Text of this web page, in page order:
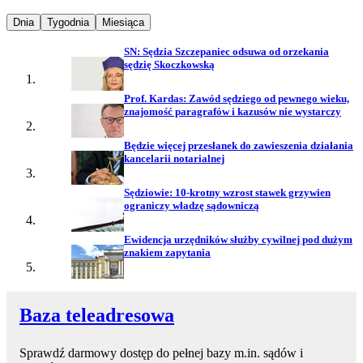
Najpopularniejsze wiadomości z
Dnia Najpopularniejsze wiadomości z
Tygodnia Najpopularniejsze wiadomości z
Miesiąca
SN: Sędzia Szczepaniec odsuwa od orzekania
sędzię Skoczkowską
Prof. Kardas: Zawód sędziego od pewnego wieku,
znajomość paragrafów i kazusów nie wystarczy
Będzie więcej przesłanek do zawieszenia działania
kancelarii notarialnej
Sędziowie: 10-krotny wzrost stawek grzywien
ograniczy władzę sądowniczą
Ewidencja urzędników służby cywilnej pod dużym
znakiem zapytania
Baza teleadresowa
Sprawdź darmowy dostęp do pełnej bazy m.in. sądów i